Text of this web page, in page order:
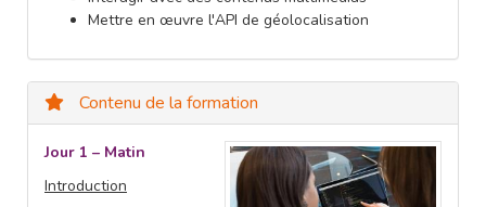
Mettre en œuvre l'API de géolocalisation
Contenu de la formation
Jour 1 – Matin
Introduction